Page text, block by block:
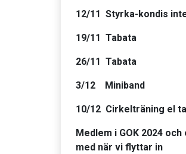
12/11 Styrka-kondis
19/11 Tabata
26/11 Tabata
3/12 Miniband
10/12 Cirkelträning el
Medlem i GOK 2024
med när vi flyttar in